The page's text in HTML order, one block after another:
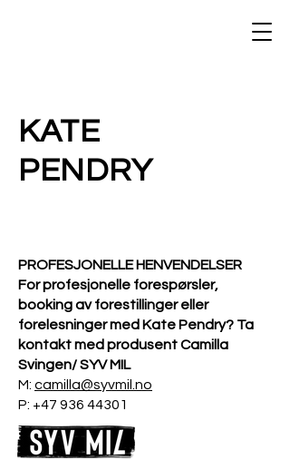
KATE
PENDRY
PROFESJONELLE HENVENDELSER
For profesjonelle forespørsler,
booking av forestillinger eller
forelesninger med Kate Pendry? Ta
kontakt med produsent Camilla
Svingen/ SYV MIL
M: camilla@syvmil.no
P: +47 936 44301